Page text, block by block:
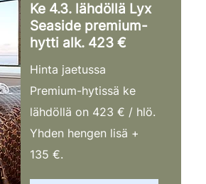
Ke 4.3. lähdöllä Lyx
Seaside premium-
hytti alk. 423 €
Hinta jaetussa
Premium-hytissä ke
lähdöllä on 423 € / hlö.
Yhden hengen lisä +
135 €.